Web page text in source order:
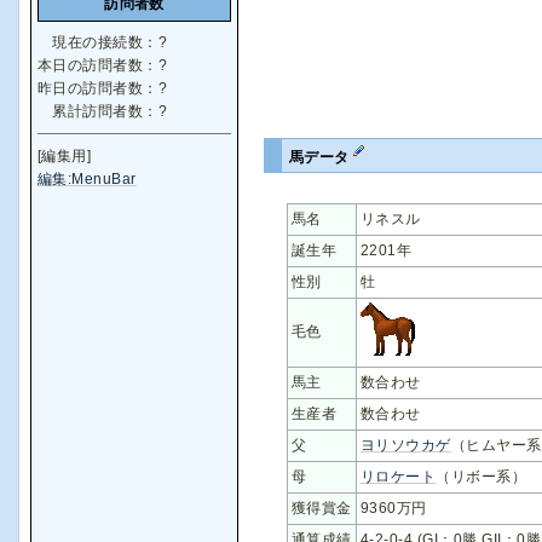
馬データ
馬名
リネスル
誕生年
2201年
性別
牡
毛色
馬主
数合わせ
生産者
数合わせ
父
ヨリソウカゲ（ヒムヤー系
母
リロケート
（リボー系）
獲得賞金 9360万円
現在の接続数： ?
本日の訪問者数： ?
昨日の訪問者数： ?
累計訪問者数： ?
[編集用]
編集:MenuBar